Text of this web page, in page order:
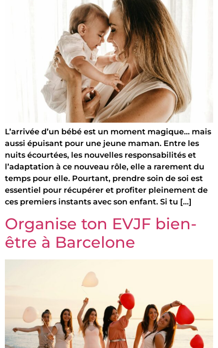
L’arrivée d’un bébé est un moment magique… mais
aussi épuisant pour une jeune maman. Entre les
nuits écourtées, les nouvelles responsabilités et
l’adaptation à ce nouveau rôle, elle a rarement du
temps pour elle. Pourtant, prendre soin de soi est
essentiel pour récupérer et profiter pleinement de
ces premiers instants avec son enfant. Si tu […]
Organise ton EVJF bien-
être à Barcelone